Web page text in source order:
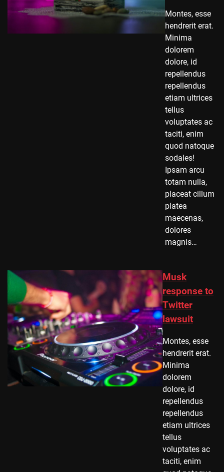
Montes, esse
hendrerit erat.
Minima
dolorem
dolore, id
repellendus
repellendus
etiam ultrices
tellus
voluptates ac
taciti, enim
quod natoque
sodales!
Ipsam arcu
totam nulla,
placeat cillum
platea
maecenas,
dolores
magnis…
Musk
response to
Twitter
lawsuit
Montes, esse
hendrerit erat.
Minima
dolorem
dolore, id
repellendus
repellendus
etiam ultrices
tellus
voluptates ac
taciti, enim